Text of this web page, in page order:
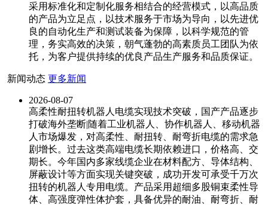
采用标准化和定制化服务相结合的经营模式，以高品质
的产品为立足点，以技术服务于市场为导向，以先进优
良的自动化生产和测试装备为保障，以科学规范的管
理，务实高效的决策，朝气蓬勃的高素质员工团队为依
托，为客户提供持续的优良产品生产服务和品质保证。
新闻动态 更多新闻
2026-08-07
高柔性耐扭转机器人电缆实现技术突破，国产产品逐步
打破海外垄断|随着工业机器人、协作机器人、移动机器
人市场爆发，对高柔性、耐扭转、耐弯折电缆的需求急
剧增长。过去这类高端电缆长期依赖进口，价格高、交
期长。今年国内多家线缆企业在材料配方、导体结构、
屏蔽设计等方面实现关键突破，成功开发可承受千万次
扭转的机器人专用电缆。产品采用超细多股铜束柔性导
体、高强度弹性体护套，具备优异的耐油、耐弯折、耐